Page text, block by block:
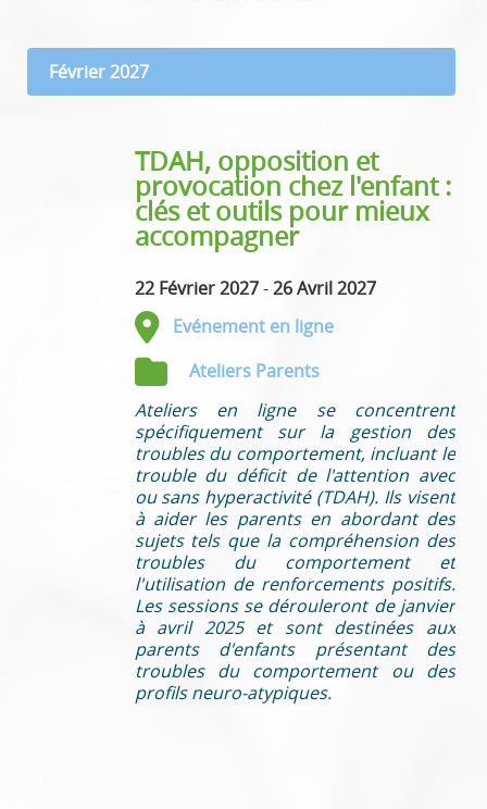
Février 2027
TDAH, opposition et
provocation chez l'enfant :
clés et outils pour mieux
accompagner
22 Février 2027 -26 Avril 2027
Evénement en ligne
Ateliers Parents
Ateliers en ligne se concentrent
spécifiquement sur la gestion des
troubles du comportement, incluant le
trouble du déficit de l'attention avec
ou sans hyperactivité (TDAH). Ils visent
à aider les parents en abordant des
sujets tels que la compréhension des
troubles du comportement et
l'utilisation de renforcements positifs.
Les sessions se dérouleront de janvier
à avril 2025 et sont destinées aux
parents d'enfants présentant des
troubles du comportement ou des
profils neuro-atypiques.